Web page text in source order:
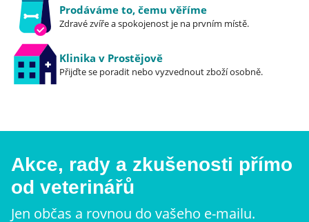
Prodáváme to, čemu věříme
Zdravé zvíře a spokojenost je na prvním místě.
Klinika v Prostějově
Přijďte se poradit nebo vyzvednout zboží osobně.
Akce, rady a zkušenosti přímo
od veterinářů
Jen občas a rovnou do vašeho e-mailu.